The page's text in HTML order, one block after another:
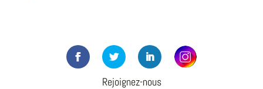
Rejoignez-nous